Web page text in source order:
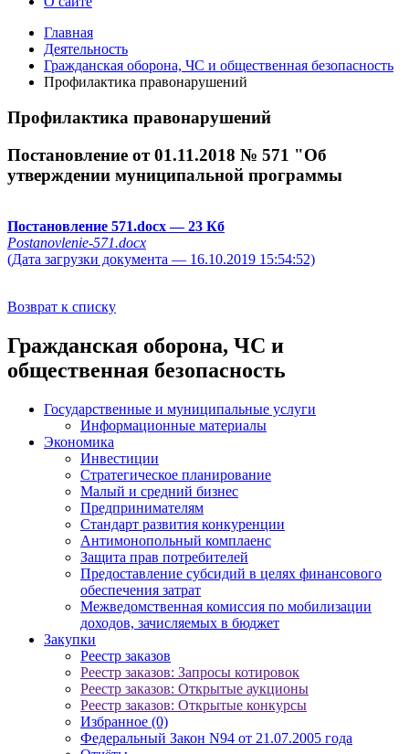
Главная
Деятельность
Гражданская оборона, ЧС и общественная безопасность
Профилактика правонарушений
Профилактика правонарушений
Постановление от 01.11.2018 № 571 "Об
утверждении муниципальной программы
Постановление 571.docx— 23 Кб
Postanovlenie-571.docx
(Дата загрузки документа — 16.10.2019 15:54:52)
Возврат к списку
Гражданская оборона, ЧС и
общественная безопасность
Государственные и муниципальные услуги
Информационные материалы
Экономика
Инвестиции
Стратегическое планирование
Малый и средний бизнес
Предпринимателям
Стандарт развития конкуренции
Антимонопольный комплаенс
Защита прав потребителей
Предоставление субсидий в целях финансового
обеспечения затрат
Межведомственная комиссия по мобилизации
доходов, зачисляемых в бюджет
Закупки
Реестр заказов
Реестр заказов: Запросы котировок
Реестр заказов: Открытые аукционы
Реестр заказов: Открытые конкурсы
Избранное (0)
Федеральный Закон N94 от 21.07.2005 года